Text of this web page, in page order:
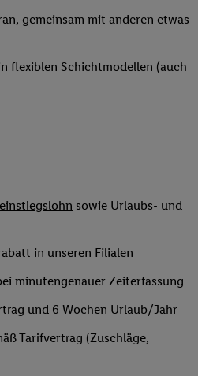
gemeinsam mit anderen etwas
flexiblen Schichtmodellen (auch
sowie Urlaubs- und
in unseren Filialen
minutengenauer Zeiterfassung
und 6 Wochen Urlaub/Jahr
Tarifvertrag (Zuschläge,